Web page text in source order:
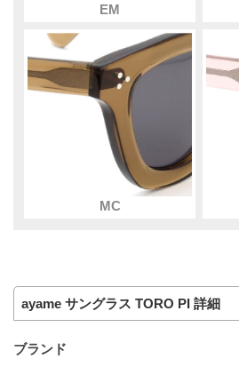
EM
MC
ayame サングラス TORO PI 詳細
ブランド